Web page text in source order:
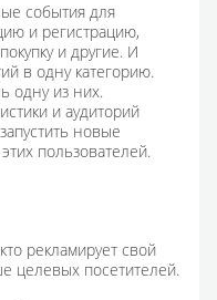
события для
и регистрацию,
и другие. И
в одну категорию.
одну из них.
и аудиторий
новые
пользователей.
рекламирует свой
целевых посетителей.